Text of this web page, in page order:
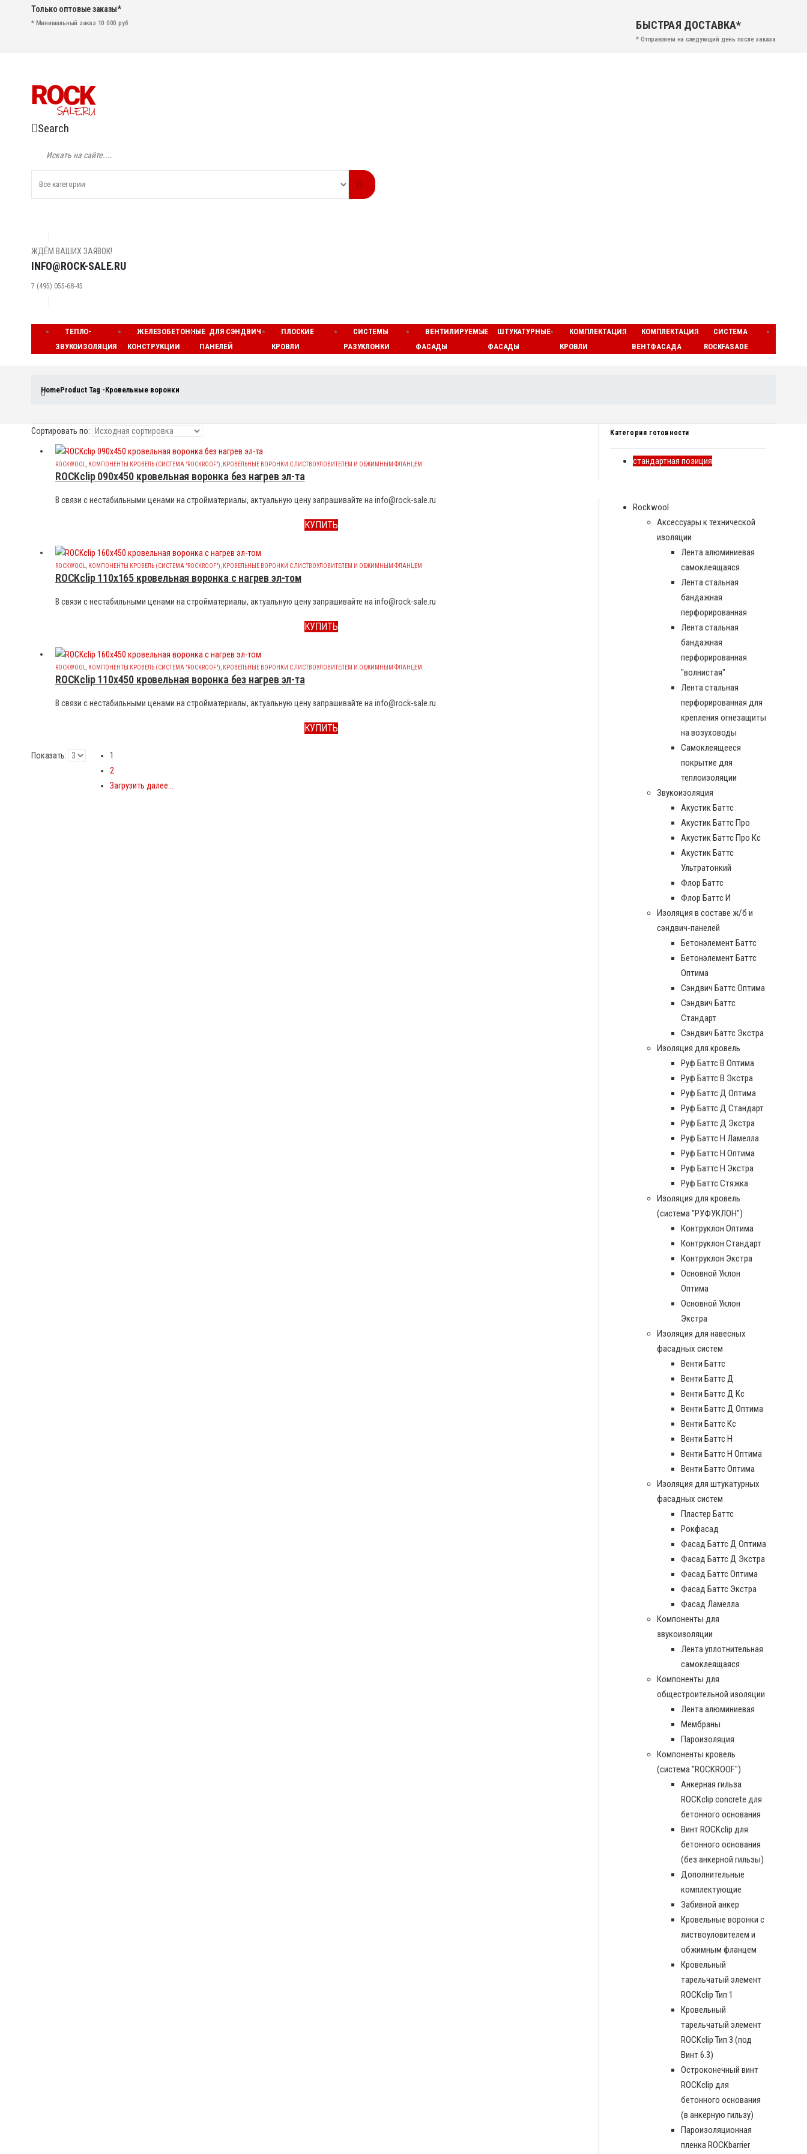
БЫСТРАЯ ДОСТАВКА*
* Отправляем на следующий день после заказа
Только оптовые заказы*
* Минимальный заказ 10 000 руб
Search
ЖДЁМ ВАШИХ ЗАЯВОК!
INFO@ROCK-SALE.RU
7 (495) 055-68-45
ТЕПЛО-
ЗВУКОИЗОЛЯЦИЯ
ЖЕЛЕЗОБЕТОННЫЕ
КОНСТРУКЦИИ
ДЛЯ СЭНДВИЧ
ПАНЕЛЕЙ
ПЛОСКИЕ
КРОВЛИ
СИСТЕМЫ
РАЗУКЛОНКИ
ВЕНТИЛИРУЕМЫЕ
ФАСАДЫ
ШТУКАТУРНЫЕ
ФАСАДЫ
КОМПЛЕКТАЦИЯ
КРОВЛИ
КОМПЛЕКТАЦИЯ
ВЕНТФАСАДА
СИСТЕМА
ROCKFASADE
HomeProduct Tag -Кровельные воронки
Сортировать по:
ROCKWOOL КОМПОНЕНТЫ КРОВЕЛЬ (СИСТЕМА "ROCKROOF") КРОВЕЛЬНЫЕ ВОРОНКИ С ЛИСТВОУЛОВИТЕЛЕМ И ОБЖИМНЫМ ФЛАНЦЕМ
ROCKclip 090х450 кровельная воронка без нагрев эл-та
В связи с нестабильными ценами на стройматериалы, актуальную цену запрашивайте на info@rock-sale.ru
КУПИТЬ
ROCKWOOL КОМПОНЕНТЫ КРОВЕЛЬ (СИСТЕМА "ROCKROOF") КРОВЕЛЬНЫЕ ВОРОНКИ С ЛИСТВОУЛОВИТЕЛЕМ И ОБЖИМНЫМ ФЛАНЦЕМ
ROCKclip 110х165 кровельная воронка с нагрев эл-том
В связи с нестабильными ценами на стройматериалы, актуальную цену запрашивайте на info@rock-sale.ru
КУПИТЬ
ROCKWOOL КОМПОНЕНТЫ КРОВЕЛЬ (СИСТЕМА "ROCKROOF") КРОВЕЛЬНЫЕ ВОРОНКИ С ЛИСТВОУЛОВИТЕЛЕМ И ОБЖИМНЫМ ФЛАНЦЕМ
ROCKclip 110х450 кровельная воронка без нагрев эл-та
В связи с нестабильными ценами на стройматериалы, актуальную цену запрашивайте на info@rock-sale.ru
КУПИТЬ
Показать:
1
2
Загрузить далее...
Категория готовности
стандартная позиция
Rockwool
Аксессуары к технической
изоляции
Лента алюминиевая
самоклеящаяся
Лента стальная
бандажная
перфорированная
Лента стальная
бандажная
перфорированная
"волнистая"
Лента стальная
перфорированная для
крепления огнезащиты
на возуховоды
Самоклеящееся
покрытие для
теплоизоляции
Звукоизоляция
Акустик Баттс
Акустик Баттс Про
Акустик Баттс Про Кс
Акустик Баттс
Ультратонкий
Флор Баттс
Флор Баттс И
Изоляция в составе ж/б и
сэндвич-панелей
Бетонэлемент Баттс
Бетонэлемент Баттс
Оптима
Сэндвич Баттс Оптима
Сэндвич Баттс
Стандарт
Сэндвич Баттс Экстра
Изоляция для кровель
Руф Баттс В Оптима
Руф Баттс В Экстра
Руф Баттс Д Оптима
Руф Баттс Д Стандарт
Руф Баттс Д Экстра
Руф Баттс Н Ламелла
Руф Баттс Н Оптима
Руф Баттс Н Экстра
Руф Баттс Стяжка
Изоляция для кровель
(система "РУФУКЛОН")
Контруклон Оптима
Контруклон Стандарт
Контруклон Экстра
Основной Уклон
Оптима
Основной Уклон
Экстра
Изоляция для навесных
фасадных систем
Венти Баттс
Венти Баттс Д
Венти Баттс Д Кс
Венти Баттс Д Оптима
Венти Баттс Кс
Венти Баттс Н
Венти Баттс Н Оптима
Венти Баттс Оптима
Изоляция для штукатурных
фасадных систем
Пластер Баттс
Рокфасад
Фасад Баттс Д Оптима
Фасад Баттс Д Экстра
Фасад Баттс Оптима
Фасад Баттс Экстра
Фасад Ламелла
Компоненты для
звукоизоляции
Лента уплотнительная
самоклеящаяся
Компоненты для
общестроительной изоляции
Лента алюминиевая
Мембраны
Пароизоляция
Компоненты кровель
(система "ROCKROOF")
Анкерная гильза
ROCKclip concrete для
бетонного основания
Винт ROCKclip для
бетонного основания
(без анкерной гильзы)
Дополнительные
комплектующие
Забивной анкер
Кровельные воронки с
листвоуловителем и
обжимным фланцем
Кровельный
тарельчатый элемент
ROCKclip Тип 1
Кровельный
тарельчатый элемент
ROCKclip Тип 3 (под
Винт 6.3)
Остроконечный винт
ROCKclip для
бетонного основания
(в анкерную гильзу)
Пароизоляционная
пленка ROCKbarrier